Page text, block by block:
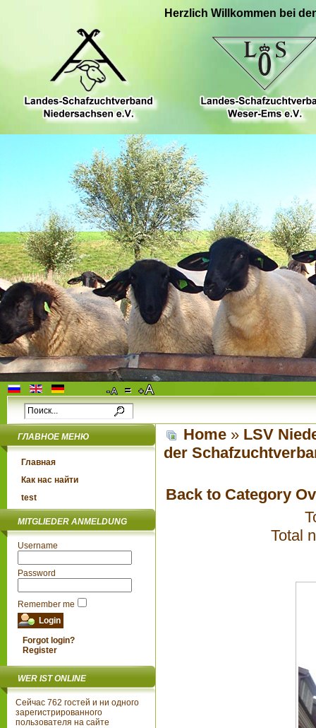
Herzlich Willkommen bei
ГЛАВНОЕ МЕНЮ
Главная
Как нас найти
test
MITGLIEDER ANMELDUNG
Username
Password
Remember me
Forgot login?
Register
WER IST ONLINE
Сейчас 762 гостей и ни одного
зарегистрированного
пользователя на сайте
Home » LSV
der
Back to Category
Total